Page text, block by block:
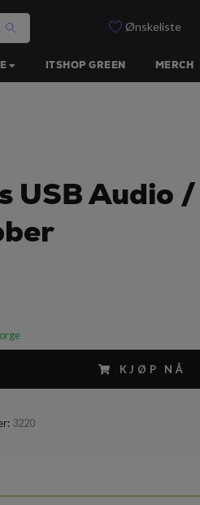
Ønskeliste
ITSHOP GREEN MERCH
USB Audio
KJØP NÅ
3220